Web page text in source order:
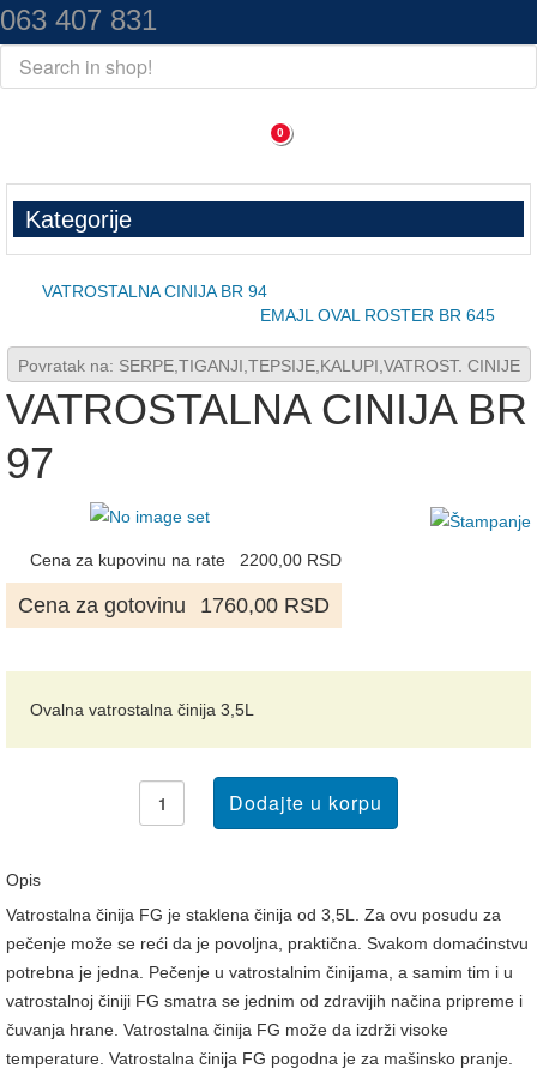
063 407 831
0
Kategorije
VATROSTALNA CINIJA BR 94
EMAJL OVAL ROSTER BR 645
Povratak na: SERPE,TIGANJI,TEPSIJE,KALUPI,VATROST. CINIJE
VATROSTALNA CINIJA BR
97
Cena za kupovinu na rate 2200,00 RSD
Cena za gotovinu 1760,00 RSD
Ovalna vatrostalna činija 3,5L
Opis
Vatrostalna činija FG je staklena činija od 3,5L. Za ovu posudu za
pečenje može se reći da je povoljna, praktična. Svakom domaćinstvu
potrebna je jedna. Pečenje u vatrostalnim činijama, a samim tim i u
vatrostalnoj činiji FG smatra se jednim od zdravijih načina pripreme i
čuvanja hrane. Vatrostalna činija FG može da izdrži visoke
temperature. Vatrostalna činija FG pogodna je za mašinsko pranje.